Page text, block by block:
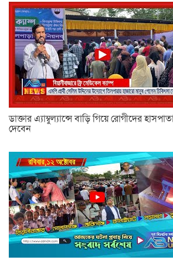
ডাক্তার এ্যাম্বুল্যান্সে বাড়ি গিয়ে রোগীদের
দেবেন